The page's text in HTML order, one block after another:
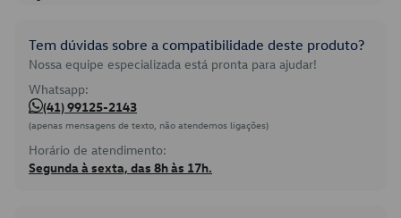
Tem dúvidas sobre a compatibilidade deste produto?
Nossa equipe especializada está pronta para ajudar!
Whatsapp:
(41) 99125-2143
(apenas mensagens de texto, não atendemos ligações)
Horário de atendimento:
Segunda à sexta, das 8h às 17h.